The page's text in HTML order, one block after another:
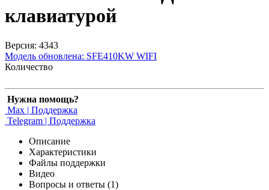
клавиатурой
Версия: 4343
Модель обновлена: SFE410KW WIFI
Количество
Нужна помощь?
Max | Поддержка
Telegram | Поддержка
Описание
Характеристики
Файлы поддержки
Видео
Вопросы и ответы (1)